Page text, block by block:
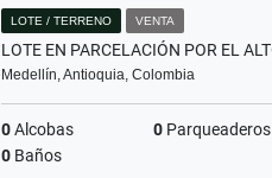
LOTE / TERRENO VENTA
Medellín, Antioquia, Colombia
0Alcobas 0 Parqueaderos
0 Baños